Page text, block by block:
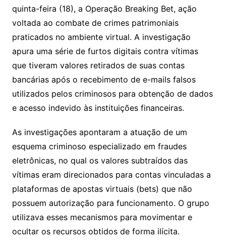
quinta-feira (18), a Operação Breaking Bet, ação
voltada ao combate de crimes patrimoniais
praticados no ambiente virtual. A investigação
apura uma série de furtos digitais contra vítimas
que tiveram valores retirados de suas contas
bancárias após o recebimento de e-mails falsos
utilizados pelos criminosos para obtenção de dados
e acesso indevido às instituições financeiras.
As investigações apontaram a atuação de um
esquema criminoso especializado em fraudes
eletrônicas, no qual os valores subtraídos das
vítimas eram direcionados para contas vinculadas a
plataformas de apostas virtuais (bets) que não
possuem autorização para funcionamento. O grupo
utilizava esses mecanismos para movimentar e
ocultar os recursos obtidos de forma ilícita.